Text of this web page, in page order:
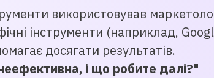
використовував
інструменти (наприклад,
досягати результатів.
і що робите далі?"